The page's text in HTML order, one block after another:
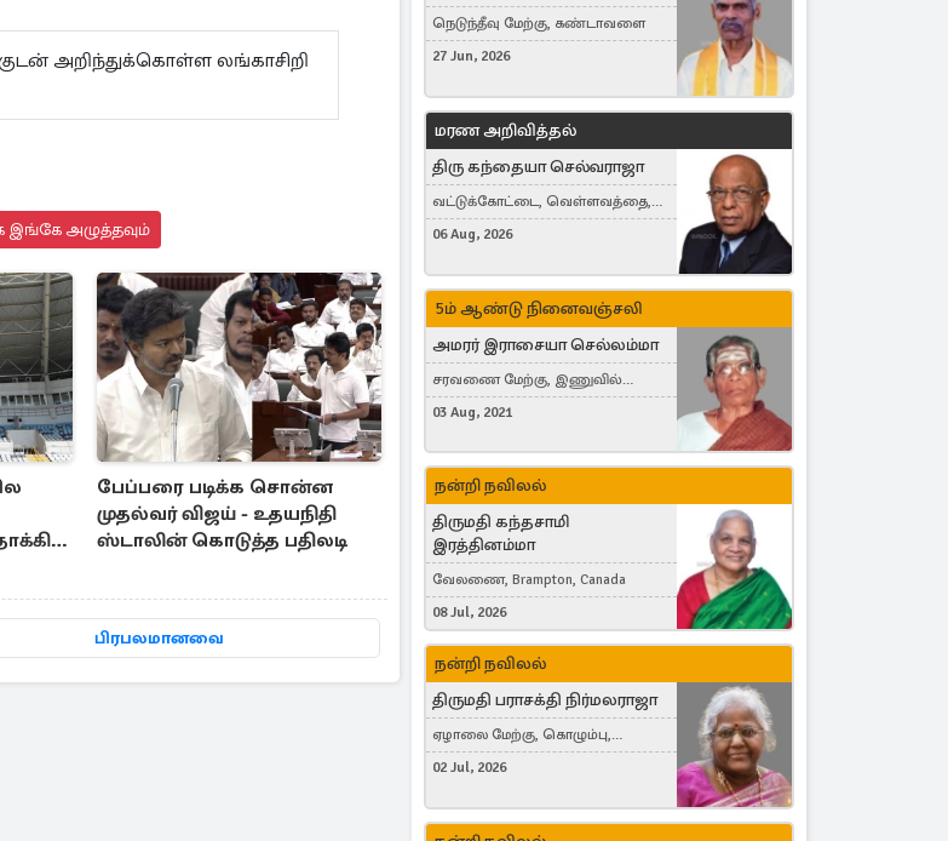
அறிந்துக்கொள்ள லங்காசிறி
இங்கே அழுத்தவும்
பேப்பரை படிக்க சொன்ன
முதல்வர் விஜய் - உதயநிதி
ஸ்டாலின் கொடுத்த பதிலடி
பிரபலமானவை
நெடுந்தீவு மேற்கு, கண்டாவளை
27 Jun, 2026
மரண அறிவித்தல்
திரு கந்தையா செல்வராஜா
வட்டுக்கோட்டை, வெள்ளவத்தை,
Toronto, Canada
06 Aug, 2026
5ம் ஆண்டு நினைவஞ்சலி
அமரர் இராசையா செல்லம்மா
சரவணை மேற்கு, இணுவில்
கிழக்கு
03 Aug, 2021
நன்றி நவிலல்
திருமதி கந்தசாமி
இரத்தினம்மா
வேலணை, Brampton, Canada
08 Jul, 2026
நன்றி நவிலல்
திருமதி பராசக்தி நிர்மலராஜா
ஏழாலை மேற்கு, கொழும்பு,
தங்காலை, London, United Kingdom
02 Jul, 2026